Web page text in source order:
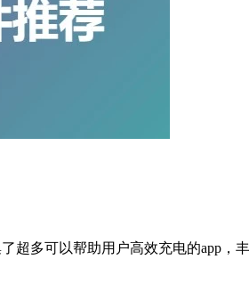
超多可以帮助用户高效充电的app